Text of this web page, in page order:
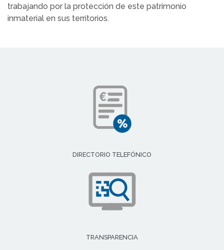
trabajando por la protección de este patrimonio
inmaterial en sus territorios.
DIRECTORIO TELEFÓNICO
TRANSPARENCIA